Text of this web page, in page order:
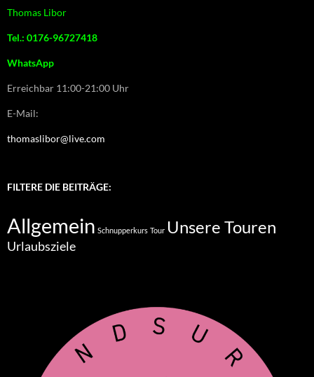
Thomas Libor
Tel.: 0176-96727418
WhatsApp
Erreichbar 11:00-21:00 Uhr
E-Mail:
thomaslibor@live.com
FILTERE DIE BEITRÄGE:
Allgemein Schnupperkurs Tour Unsere Touren
Urlaubsziele